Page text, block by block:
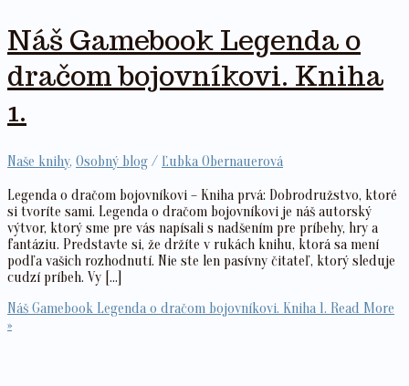
Náš Gamebook Legenda o
dračom bojovníkovi. Kniha
1.
Naše knihy, Osobný blog / Ľubka Obernauerová
Legenda o dračom bojovníkovi – Kniha prvá: Dobrodružstvo, ktoré
si tvoríte sami. Legenda o dračom bojovníkovi je náš autorský
výtvor, ktorý sme pre vás napísali s nadšením pre príbehy, hry a
fantáziu. Predstavte si, že držíte v rukách knihu, ktorá sa mení
podľa vašich rozhodnutí. Nie ste len pasívny čitateľ, ktorý sleduje
cudzí príbeh. Vy […]
Náš Gamebook Legenda o dračom bojovníkovi. Kniha 1. Read More
»